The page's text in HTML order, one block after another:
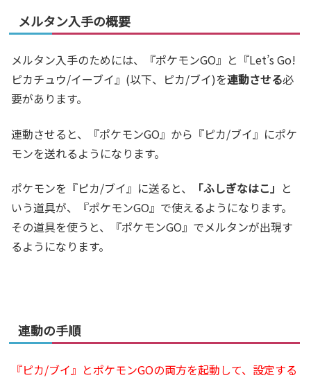
メルタン入手の概要
メルタン入手のためには、『ポケモンGO』と『Let’s Go!
ピカチュウ/イーブイ』(以下、ピカ/ブイ)を連動させる必
要があります。
連動させると、『ポケモンGO』から『ピカ/ブイ』にポケ
モンを送れるようになります。
ポケモンを『ピカ/ブイ』に送ると、 「ふしぎなはこ」 と
いう道具が、『ポケモンGO』で使えるようになります。
その道具を使うと、『ポケモンGO』でメルタンが出現す
るようになります。
連動の手順
『ピカ/ブイ』とポケモンGOの両方を起動して、設定する